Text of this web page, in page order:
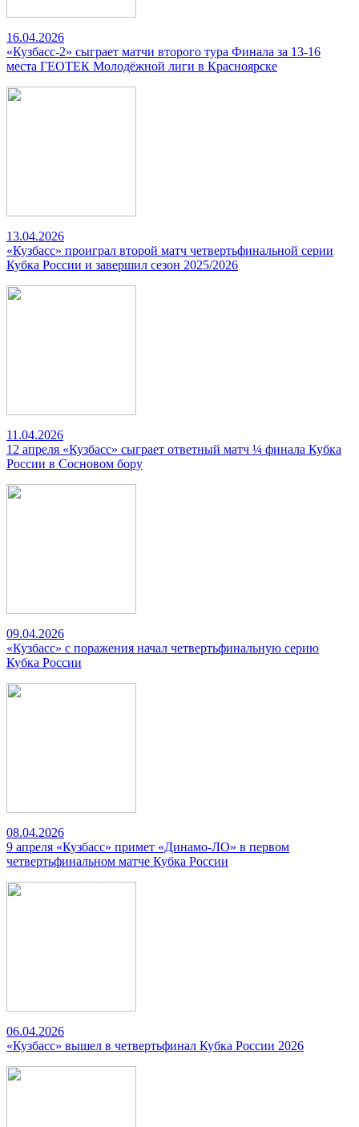
16.04.2026
«Кузбасс-2» сыграет матчи второго тура Финала за 13-16
места ГЕОТЕК Молодёжной лиги в Красноярске
13.04.2026
«Кузбасс» проиграл второй матч четвертьфинальной серии
Кубка России и завершил сезон 2025/2026
11.04.2026
12 апреля «Кузбасс» сыграет ответный матч ¼ финала Кубка
России в Сосновом бору
09.04.2026
«Кузбасс» с поражения начал четвертьфинальную серию
Кубка России
08.04.2026
9 апреля «Кузбасс» примет «Динамо-ЛО» в первом
четвертьфинальном матче Кубка России
06.04.2026
«Кузбасс» вышел в четвертьфинал Кубка России 2026